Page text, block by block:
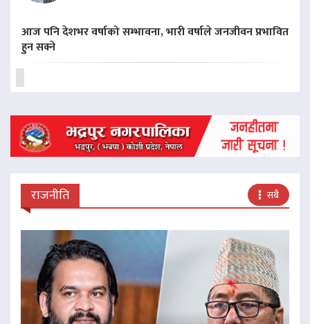
आज पनि देशभर वर्षाको सम्भावना, भारी वर्षाले जनजीवन प्रभावित
हुन सक्ने
राजनीति सबै